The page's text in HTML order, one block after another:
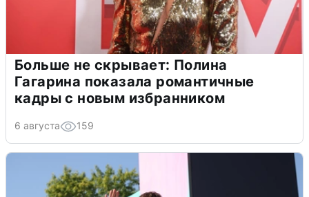
Больше не скрывает: Полина
Гагарина показала романтичные
кадры с новым избранником
6 августа 159